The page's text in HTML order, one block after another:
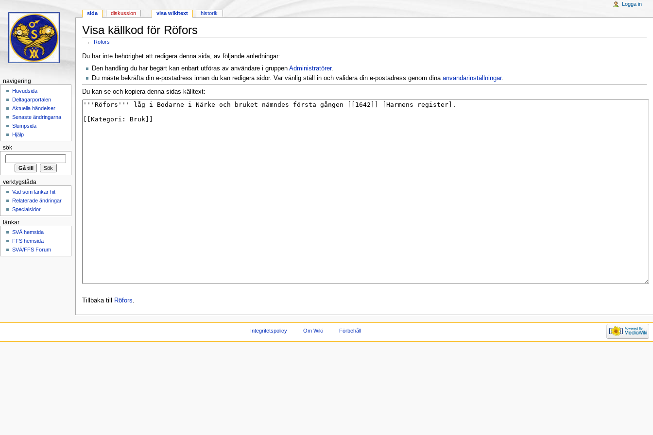
Visa källkod för Röfors
←Röfors
Du har inte behörighet att redigera denna sida, av följande anledningar:
Den handling du har begärt kan enbart utföras av användare i gruppen Administratörer.
Du måste bekräfta din e-postadress innan du kan redigera sidor. Var vänlig ställ in och validera din e-postadress genom dina användarinställningar.
Du kan se och kopiera denna sidas källtext:
Tillbaka till Röfors.
sida diskussion visa wikitext historik
Logga in
navigering
Huvudsida
Deltagarportalen
Aktuella händelser
Senaste ändringarna
Slumpsida
Hjälp
sök
verktygslåda
Vad som länkar hit
Relaterade ändringar
Specialsidor
länkar
SVÄ hemsida
FFS hemsida
SVÄ/FFS Forum
Integritetspolicy Om Wiki Förbehåll